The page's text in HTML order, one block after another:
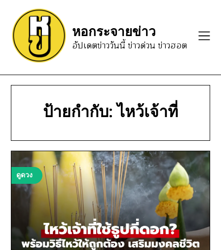
content
หอกระจายข่าว
อัปเดตข่าววันนี้ ข่าวด่วน ข่าวฮอต
ป้ายกำกับ:ไหว้เจ้าที่
ดูดวง